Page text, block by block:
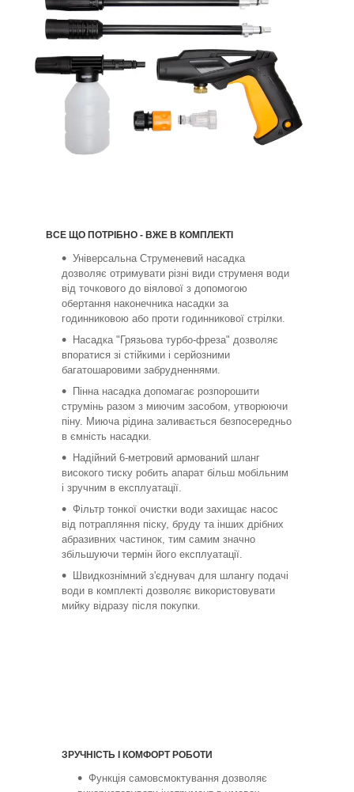
ВСЕ ЩО ПОТРІБНО - ВЖЕ В КОМПЛЕКТІ
Універсальна Струменевий насадка
дозволяє отримувати різні види струменя води
від точкового до віялової з допомогою
обертання наконечника насадки за
годинниковою або проти годинникової стрілки.
Насадка "Грязьова турбо-фреза" дозволяє
впоратися зі стійкими і серйозними
багатошаровими забрудненнями.
Пінна насадка допомагає розпорошити
струмінь разом з миючим засобом, утворюючи
піну. Миюча рідина заливається безпосередньо
в ємність насадки.
Надійний 6-метровий армований шланг
високого тиску робить апарат більш мобільним
і зручним в експлуатації.
Фільтр тонкої очистки води захищає насос
від потрапляння піску, бруду та інших дрібних
абразивних частинок, тим самим значно
збільшуючи термін його експлуатації.
Швидкознімний з'єднувач для шлангу подачі
води в комплекті дозволяє використовувати
мийку відразу після покупки.
ЗРУЧНІСТЬ І КОМФОРТ РОБОТИ
Функція самовсмоктування дозволяє